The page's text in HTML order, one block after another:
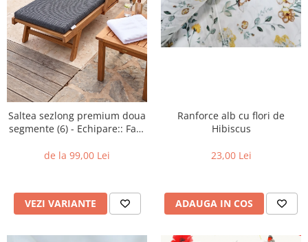
Saltea sezlong premium doua
segmente (6) - Echipare:: Fara
de la 99,00 Lei
VEZI VARIANTE
Ranforce alb cu flori de
Hibiscus
23,00 Lei
ADAUGA IN COS